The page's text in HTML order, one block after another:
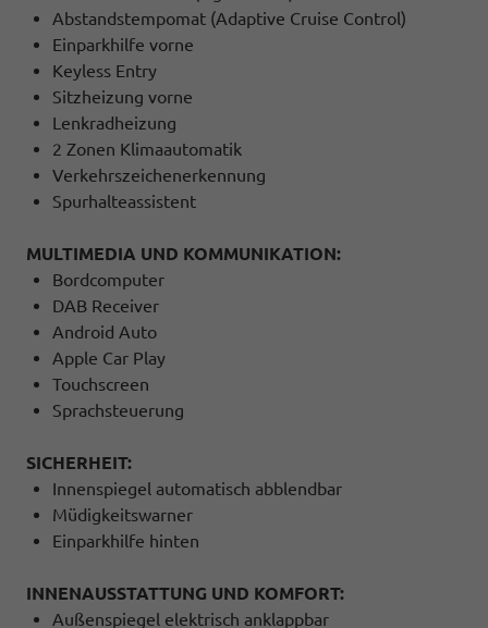
Abstandstempomat (Adaptive Cruise Control)
Einparkhilfe vorne
Keyless Entry
Sitzheizung vorne
Lenkradheizung
2 Zonen Klimaautomatik
Verkehrszeichenerkennung
Spurhalteassistent
MULTIMEDIA UND KOMMUNIKATION:
Bordcomputer
DAB Receiver
Android Auto
Apple Car Play
Touchscreen
Sprachsteuerung
SICHERHEIT:
Innenspiegel automatisch abblendbar
Müdigkeitswarner
Einparkhilfe hinten
INNENAUSSTATTUNG UND KOMFORT:
Außenspiegel elektrisch anklappbar